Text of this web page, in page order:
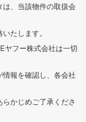
、当該物件の取扱会
たします。
ヤフー株式会社は一切
報を確認し、各会社
かじめご了承くださ